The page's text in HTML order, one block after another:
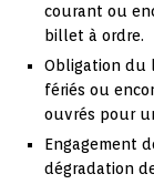
courant ou
billet à ordre.
Obligation du
fériés ou
ouvrés pour
Engagement
dégradation